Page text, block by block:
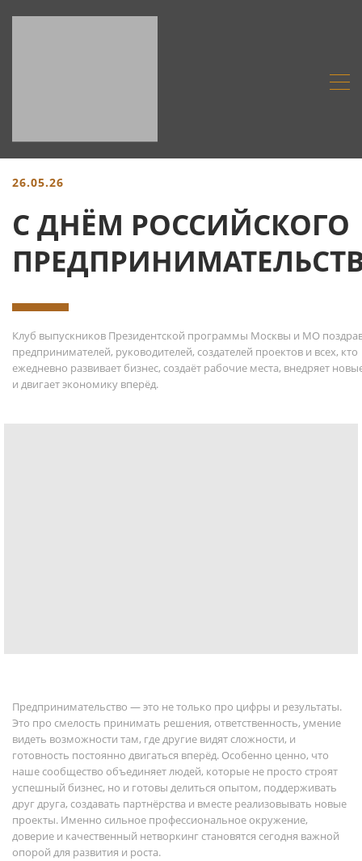
26.05.26
С ДНЁМ РОССИЙСКОГО
Клуб выпускников Президентской программы Москвы и МО
предпринимателей, руководителей, создателей проектов и всех, кто
ежедневно развивает бизнес, создаёт рабочие места, внедряет
и двигает экономику вперёд.
Предпринимательство — это не только про цифры и результаты.
Это про смелость принимать решения, ответственность, умение
видеть возможности там, где другие видят сложности, и
готовность постоянно двигаться вперёд. Особенно ценно, что
наше сообщество объединяет людей, которые не просто строят
успешный бизнес, но и готовы делиться опытом, поддерживать
друг друга, создавать партнёрства и вместе реализовывать новые
проекты. Именно сильное профессиональное окружение,
доверие и качественный нетворкинг становятся сегодня важной
опорой для развития и роста.